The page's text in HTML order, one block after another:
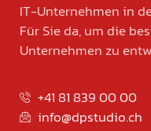
IT-Unternehmen in
Für Sie da, um die
Unternehmen zu
+41 81 839 00 00
info@dpstudio.ch